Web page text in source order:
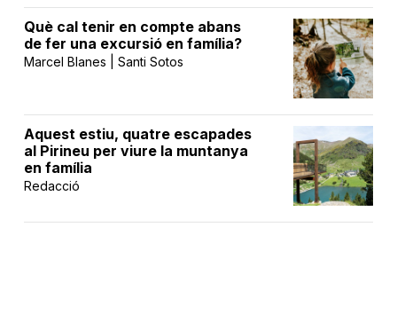
Què cal tenir en compte abans
de fer una excursió en família?
Marcel Blanes | Santi Sotos
Aquest estiu, quatre escapades
al Pirineu per viure la muntanya
en família
Redacció